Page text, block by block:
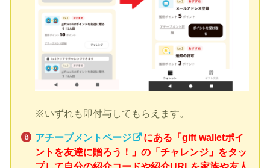
※いずれも即付与してもらえます。
アチーブメントページ
にある「gift walletポイ
ントを友達に贈ろう！」の「チャレンジ」をタッ